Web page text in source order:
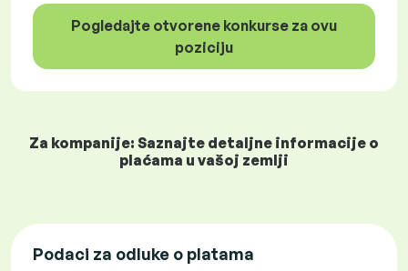
Pogledajte otvorene konkurse za ovu
poziciju
Za kompanije: Saznajte detaljne informacije o
plaćama u vašoj zemlji
Podaci za odluke o platama